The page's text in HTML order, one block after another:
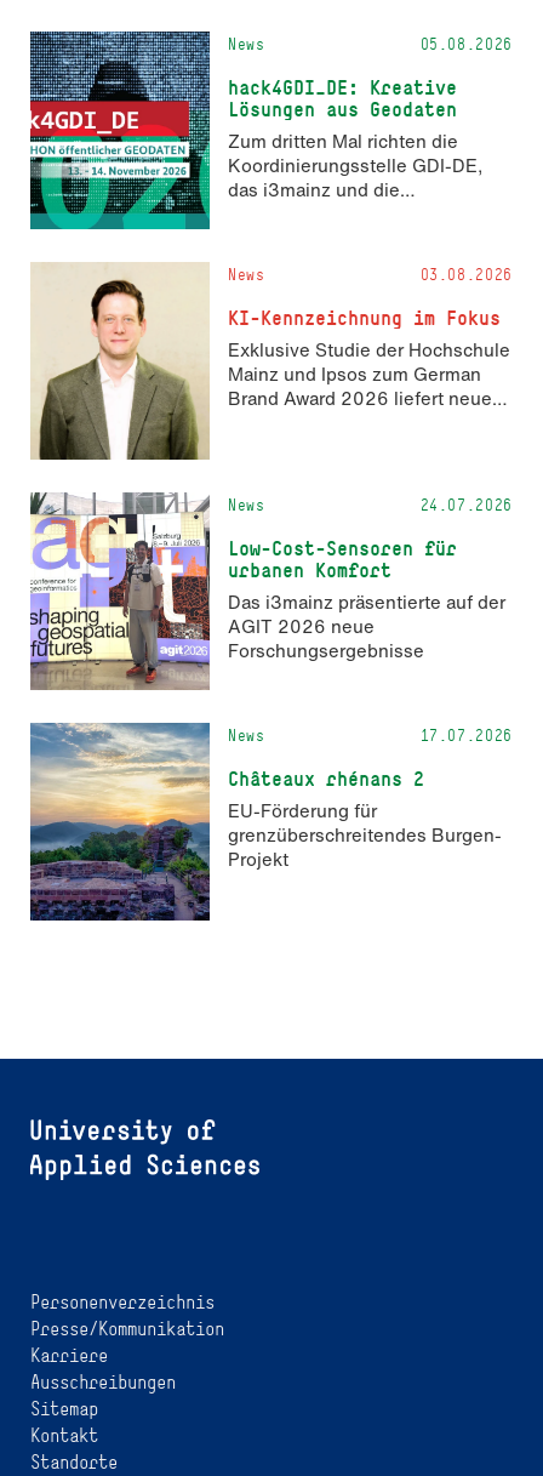
News 05.08.2026
hack4GDI_DE: Kreative
Lösungen aus Geodaten
Zum dritten Mal richten die
Koordinierungsstelle GDI-DE,
das i3mainz und die
und 14. November 2026 den
Hackathon hack4GDI_DE an der
Hochschule Mainz aus. Die
Anmeldung ist geöffnet und bis
zum 2. Oktober 2026 möglich.
News 03.08.2026
KI-Kennzeichnung im Fokus
Exklusive Studie der Hochschule
Mainz und Ipsos zum German
Brand Award 2026 liefert neue
News 24.07.2026
Low-Cost-Sensoren für
urbanen Komfort
Das i3mainz präsentierte auf der
AGIT 2026 neue
Forschungsergebnisse
News 17.07.2026
Châteaux rhénans 2
EU-Förderung für
grenzüberschreitendes Burgen-
Projekt
Personenverzeichnis
Presse/Kommunikation
Karriere
Ausschreibungen
Sitemap
Kontakt
Standorte